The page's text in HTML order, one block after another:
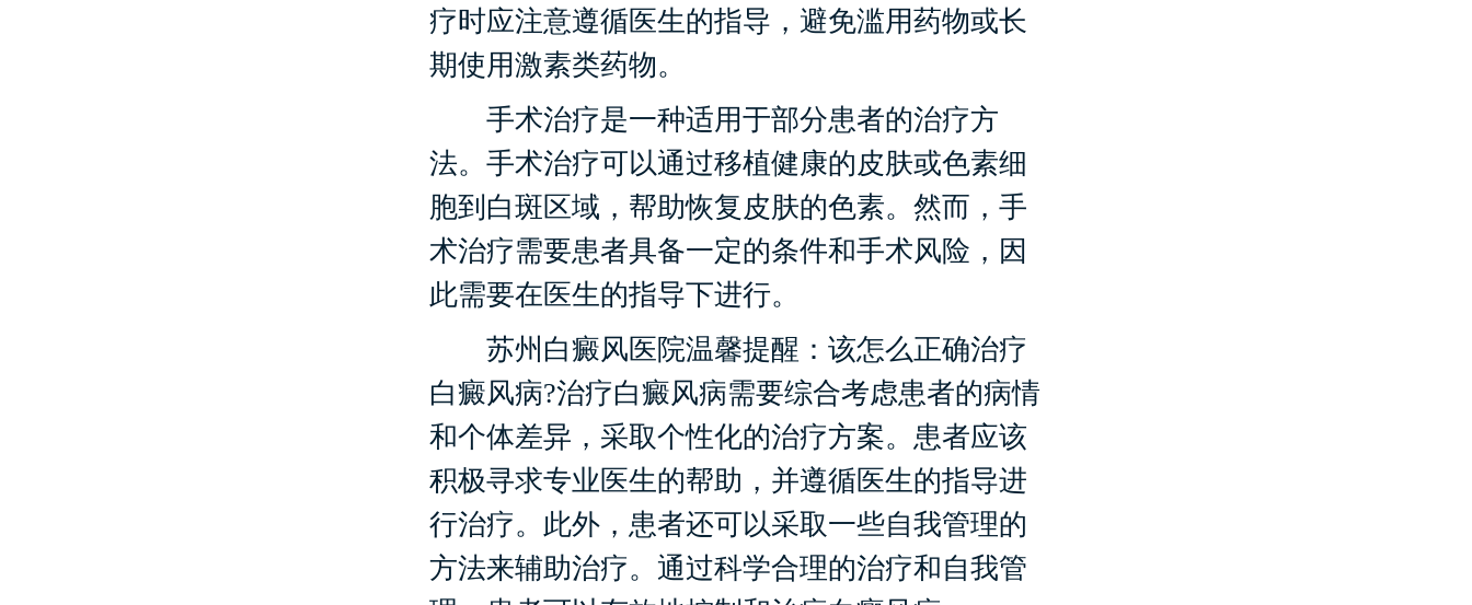
疗时应注意遵循医生的指导，避免滥用药物或长
期使用激素类药物。
手术治疗是一种适用于部分患者的治疗方
法。手术治疗可以通过移植健康的皮肤或色素细
胞到白斑区域，帮助恢复皮肤的色素。然而，手
术治疗需要患者具备一定的条件和手术风险，因
此需要在医生的指导下进行。
苏州白癜风医院温馨提醒：该怎么正确治疗
白癜风病?治疗白癜风病需要综合考虑患者的病情
和个体差异，采取个性化的治疗方案。患者应该
积极寻求专业医生的帮助，并遵循医生的指导进
行治疗。此外，患者还可以采取一些自我管理的
方法来辅助治疗。通过科学合理的治疗和自我管